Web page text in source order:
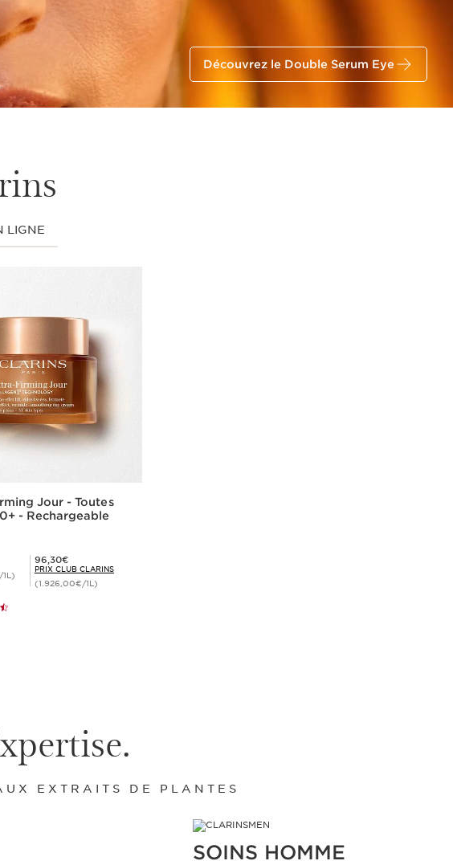
Découvrez le Double Serum Eye
LIGNE
Jour - Toutes
- Rechargeable
Prix Club Clarins 96,30€
96,30€
PRIX CLUB CLARINS
(1.926,00€/1L)
Achat rapide
EXTRAITS DE PLANTES
SOINS HOMME